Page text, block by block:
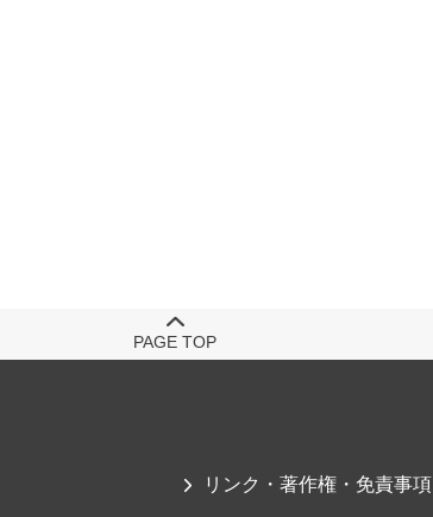
PAGE TOP
リンク・著作権・免責事項